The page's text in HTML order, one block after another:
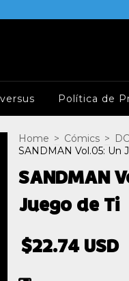
Política de
Home > Cómics >
SANDMAN Vol.05: Un
SANDMAN
Juego de Ti
$22.74 USD